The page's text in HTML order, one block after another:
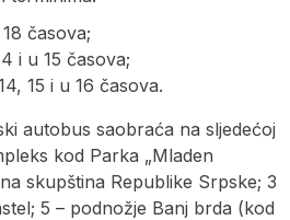
časova;
i u 15 časova;
15 i u 16 časova.
autobus saobraća na sljedećoj
kod Parka „Mladen
skupština Republike Srpske; 3
5 – podnožje Banj brda (kod